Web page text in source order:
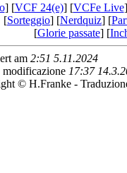
] [VCF 24(e)] [VCFe Live
[Sorteggio] [Nerdquiz] [
[Glorie passate] [
am 2:51 5.11.2024
17:37
© H.Franke -